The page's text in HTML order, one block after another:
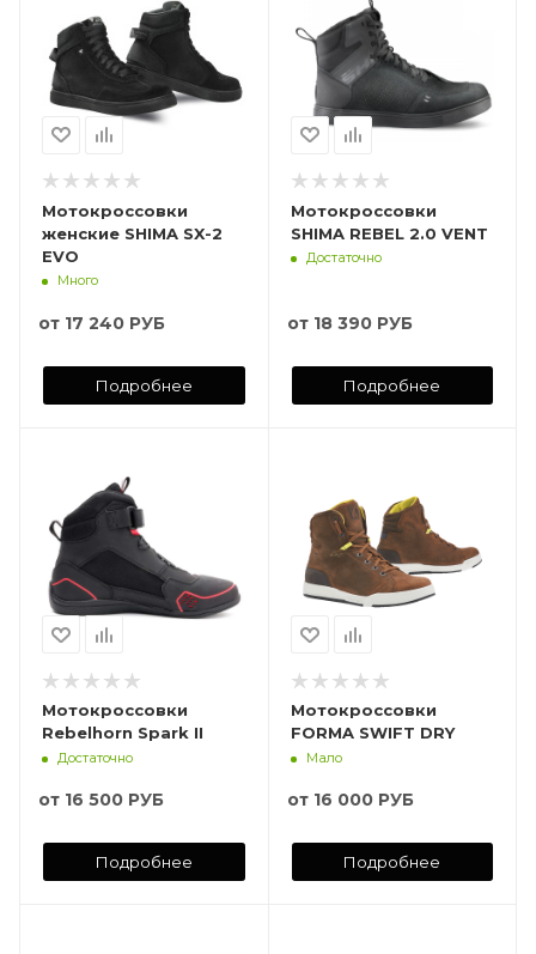
Мотокроссовки
женские SHIMA SX-2
EVO
Много
от 17 240 РУБ
Подробнее
Мотокроссовки
SHIMA REBEL 2.0 VENT
Достаточно
от 18 390 РУБ
Подробнее
Мотокроссовки
Rebelhorn Spark II
Достаточно
от 16 500 РУБ
Подробнее
Мотокроссовки
FORMA SWIFT DRY
Мало
от 16 000 РУБ
Подробнее